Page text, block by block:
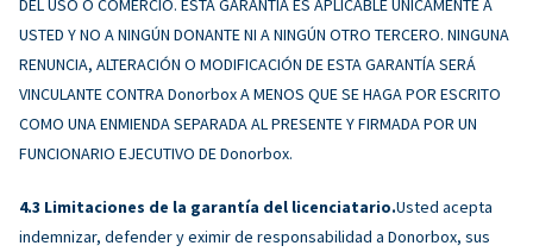
USTED Y NO A NINGÚN DONANTE NI A NINGÚN OTRO TERCERO. NINGUNA
RENUNCIA, ALTERACIÓN O MODIFICACIÓN DE ESTA GARANTÍA SERÁ
VINCULANTE CONTRA Donorbox A MENOS QUE SE HAGA POR ESCRITO
COMO UNA ENMIENDA SEPARADA AL PRESENTE Y FIRMADA POR UN
FUNCIONARIO EJECUTIVO DE Donorbox.
Limitaciones de la garantía del licenciatario.Usted acepta
indemnizar, defender y eximir de responsabilidad a Donorbox, sus